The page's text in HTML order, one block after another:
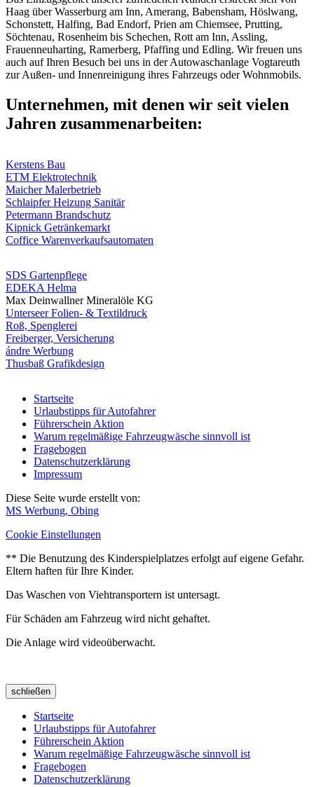
Haag über Wasserburg am Inn, Amerang, Babensham, Höslwang,
Schonstett, Halfing, Bad Endorf, Prien am Chiemsee, Prutting,
Söchtenau, Rosenheim bis Schechen, Rott am Inn, Assling,
Frauenneuharting, Ramerberg, Pfaffing und Edling. Wir freuen uns
auch auf Ihren Besuch bei uns in der Autowaschanlage Vogtareuth
zur Außen- und Innenreinigung ihres Fahrzeugs oder Wohnmobils.
Unternehmen, mit denen wir seit vielen
Jahren zusammenarbeiten:
Kerstens Bau
ETM Elektrotechnik
Maicher Malerbetrieb
Schlaipfer Heizung Sanitär
Petermann Brandschutz
Kipnick Getränkemarkt
Coffice Warenverkaufsautomaten
SDS Gartenpflege
EDEKA Helma
Max Deinwallner Mineralöle KG
Unterseer Folien- & Textildruck
Roß, Spenglerei
Freiberger, Versicherung
ándre Werbung
Thusbaß Grafikdesign
Startseite
Urlaubstipps für Autofahrer
Führerschein Aktion
Warum regelmäßige Fahrzeugwäsche sinnvoll ist
Fragebogen
Datenschutzerklärung
Impressum
Diese Seite wurde erstellt von:
MS Werbung, Obing
Cookie Einstellungen
** Die Benutzung des Kinderspielplatzes erfolgt auf eigene Gefahr.
Eltern haften für Ihre Kinder.
Das Waschen von Viehtransportern ist untersagt.
Für Schäden am Fahrzeug wird nicht gehaftet.
Die Anlage wird videoüberwacht.
schließen
Startseite
Urlaubstipps für Autofahrer
Führerschein Aktion
Warum regelmäßige Fahrzeugwäsche sinnvoll ist
Fragebogen
Datenschutzerklärung